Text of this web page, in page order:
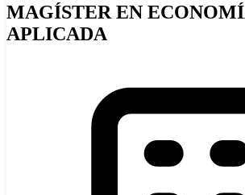
MAGÍSTER EN
APLICADA